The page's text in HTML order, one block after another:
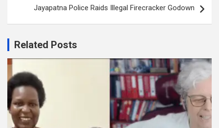
Jayapatna Police Raids Illegal Firecracker Godown
Related Posts